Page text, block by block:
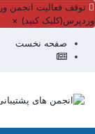
توقف فعالیت انجمن
وردپرس(کلیک کنید) ×
صفحه نخست